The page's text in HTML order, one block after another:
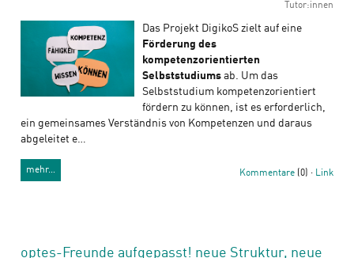
Tutor:innen
Das Projekt DigikoS zielt auf eine
Förderung des
kompetenzorientierten
Selbststudiums ab. Um das
Selbststudium kompetenzorientiert
fördern zu können, ist es erforderlich,
ein gemeinsames Verständnis von Kompetenzen und daraus
abgeleitet e…
mehr… Kommentare (0) · Link
optes-Freunde aufgepasst! neue Struktur, neue